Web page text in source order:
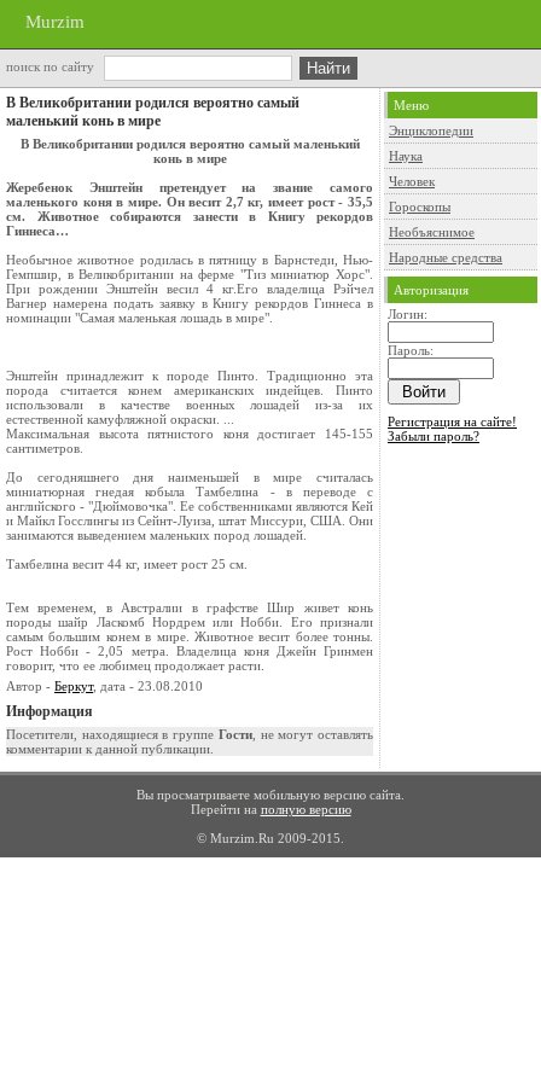
Murzim
поиск по сайту
В Великобритании родился вероятно самый
маленький конь в мире
В Великобритании родился вероятно самый маленький
конь в мире
Жеребенок Энштейн претендует на звание самого
маленького коня в мире. Он весит 2,7 кг, имеет рост - 35,5
см. Животное собираются занести в Книгу рекордов
Гиннеса…
Необычное животное родилась в пятницу в Барнстеди, Нью-
Гемпшир, в Великобритании на ферме "Тиз миниатюр Хорс".
При рождении Энштейн весил 4 кг.Его владелица Рэйчел
Вагнер намерена подать заявку в Книгу рекордов Гиннеса в
номинации "Самая маленькая лошадь в мире".
Энштейн принадлежит к породе Пинто. Традиционно эта
порода считается конем американских индейцев. Пинто
использовали в качестве военных лошадей из-за их
естественной камуфляжной окраски. ...
Максимальная высота пятнистого коня достигает 145-155
сантиметров.
До сегодняшнего дня наименьшей в мире считалась
миниатюрная гнедая кобыла Тамбелина - в переводе с
английского - "Дюймовочка". Ее собственниками являются Кей
и Майкл Госслингы из Сейнт-Луиза, штат Миссури, США. Они
занимаются выведением маленьких пород лошадей.
Тамбелина весит 44 кг, имеет рост 25 см.
Тем временем, в Австралии в графстве Шир живет конь
породы шайр Ласкомб Нордрем или Нобби. Его признали
самым большим конем в мире. Животное весит более тонны.
Рост Нобби - 2,05 метра. Владелица коня Джейн Гринмен
говорит, что ее любимец продолжает расти.
Автор - Беркут, дата - 23.08.2010
Информация
Посетители, находящиеся в группе Гости, не могут оставлять
комментарии к данной публикации.
Меню
Энциклопедии
Наука
Человек
Гороскопы
Необъяснимое
Народные средства
Авторизация
Логин:
Пароль:
Регистрация на сайте!
Забыли пароль?
Вы просматриваете мобильную версию сайта.
Перейти на полную версию
© Murzim.Ru 2009-2015.